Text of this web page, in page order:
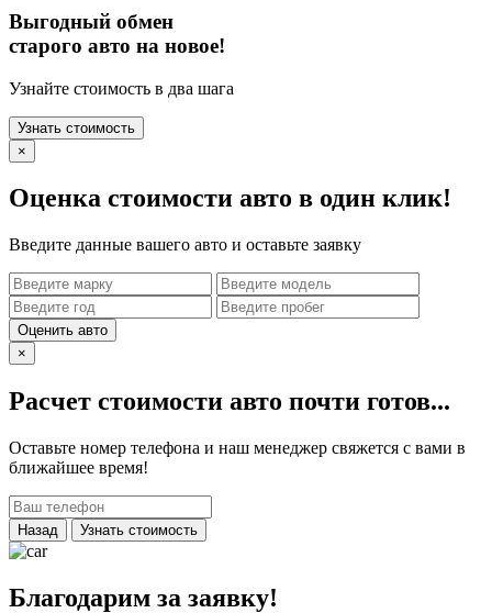
Выгодный обмен
старого авто на новое!
Узнайте стоимость в два шага
Узнать стоимость
×
Оценка стоимости авто в один клик!
Введите данные вашего авто и оставьте заявку
Оценить авто
×
Расчет стоимости авто почти готов...
Оставьте номер телефона и наш менеджер свяжется с вами в
ближайшее время!
Назад Узнать стоимость
Благодарим за заявку!